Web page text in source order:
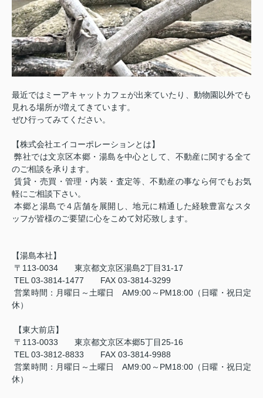
最近ではミーアキャットカフェが出来ていたり、動物園以外でも
見れる場所が増えてきています。
ぜひ行ってみてください。
【株式会社エイコーポレーションとは】
弊社では文京区本郷・湯島を中心として、不動産に関する全て
のご相談を承ります。
賃貸・売買・管理・内装・査定等、不動産の事なら何でもお気
軽にご相談下さい。
本郷と湯島で４店舗を展開し、地元に精通した経験豊富なスタ
ッフが皆様のご要望に心をこめて対応致します。
【湯島本社】
〒 113-0034 東京都文京区湯島2丁目31-17
TEL 03-3814-1477
FAX 03-3814-3299
営業時間：月曜日～土曜日AM9:00 ～ PM18:00（日曜・祝日定
休）
【東大前店】
〒 113-0033 東京都文京区本郷5丁目 25-16
TEL 03-3812-8833
FAX 03-3814-9988
営業時間：月曜日～土曜日AM9:00 ～ PM18:00（日曜・祝日定
休）